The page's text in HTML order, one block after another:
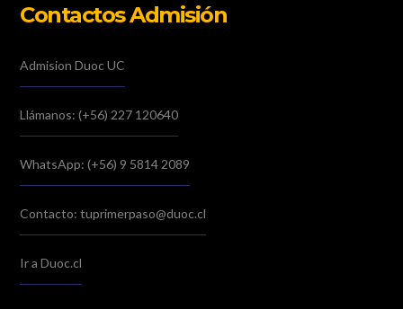
Contactos Admisión
Admision Duoc UC
Llámanos: (+56) 227 120640
WhatsApp: (+56) 9 5814 2089
Contacto: tuprimerpaso@duoc.cl
Ir a Duoc.cl